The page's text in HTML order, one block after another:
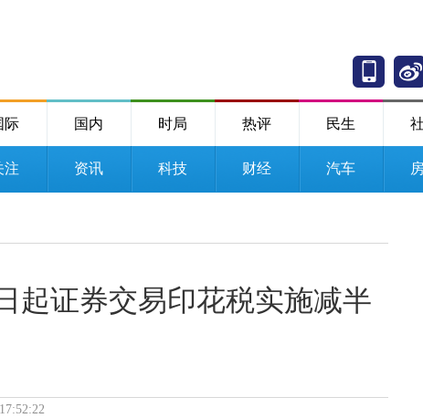
际 国内 时局 热评 民生
注 资讯 科技 财经 汽车
起证券交易印花税实施减半